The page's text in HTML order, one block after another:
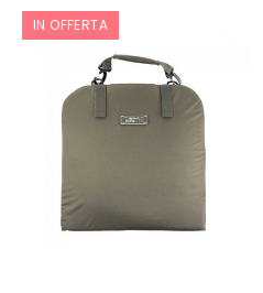
IN OFFERTA